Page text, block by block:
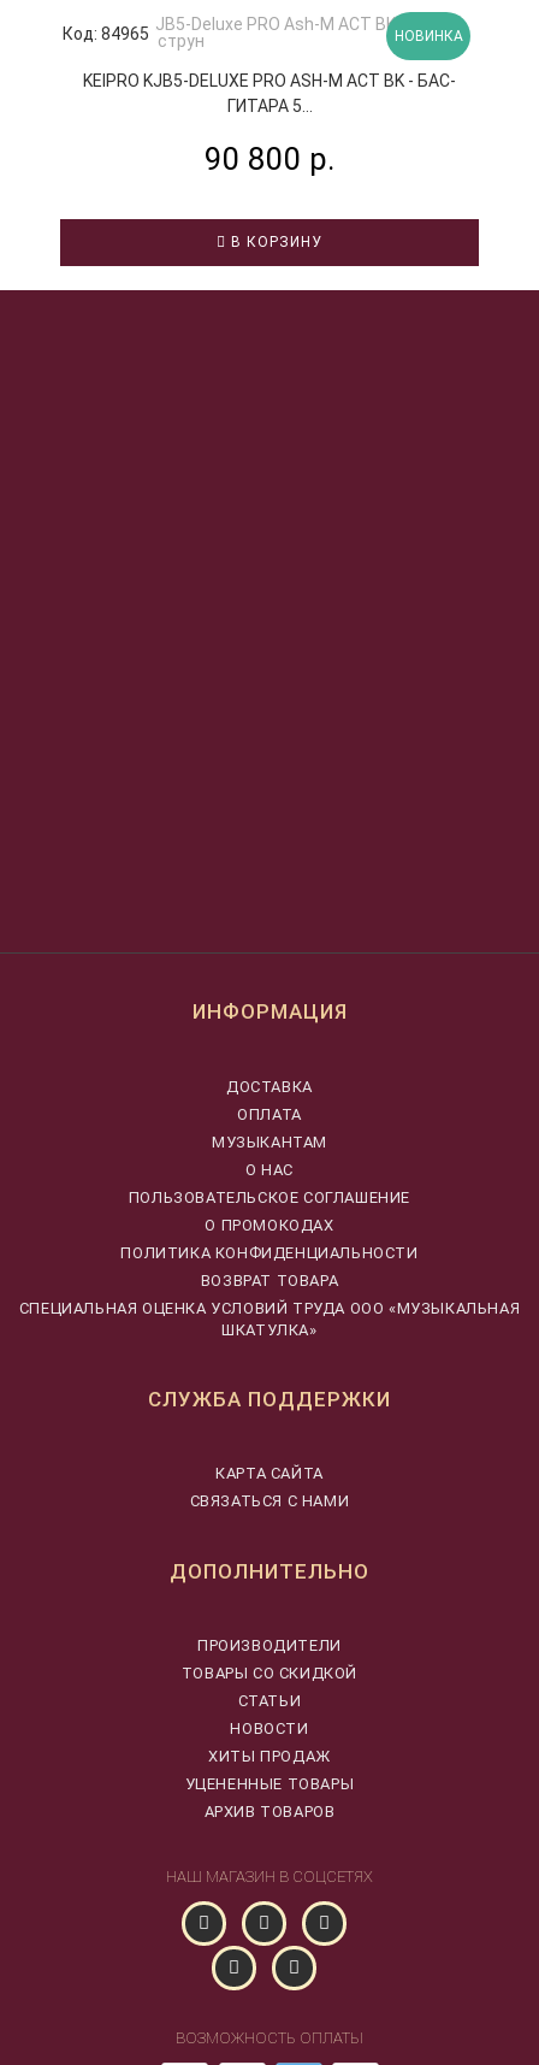
Код: 84965 НОВИНКА
KEIPRO KJB5-DELUXE PRO ASH-M ACT BK - БАС-
ГИТАРА 5...
90 800 р.
В КОРЗИНУ
ИНФОРМАЦИЯ
ДОСТАВКА
ОПЛАТА
МУЗЫКАНТАМ
О НАС
ПОЛЬЗОВАТЕЛЬСКОЕ СОГЛАШЕНИЕ
О ПРОМОКОДАХ
ПОЛИТИКА КОНФИДЕНЦИАЛЬНОСТИ
ВОЗВРАТ ТОВАРА
CПЕЦИАЛЬНАЯ ОЦЕНКА УСЛОВИЙ ТРУДА ООО «МУЗЫКАЛЬНАЯ
ШКАТУЛКА»
СЛУЖБА ПОДДЕРЖКИ
КАРТА САЙТА
СВЯЗАТЬСЯ С НАМИ
ДОПОЛНИТЕЛЬНО
ПРОИЗВОДИТЕЛИ
ТОВАРЫ СО СКИДКОЙ
СТАТЬИ
НОВОСТИ
ХИТЫ ПРОДАЖ
УЦЕНЕННЫЕ ТОВАРЫ
АРХИВ ТОВАРОВ
НАШ МАГАЗИН В СОЦСЕТЯХ
ВОЗМОЖНОСТЬ ОПЛАТЫ